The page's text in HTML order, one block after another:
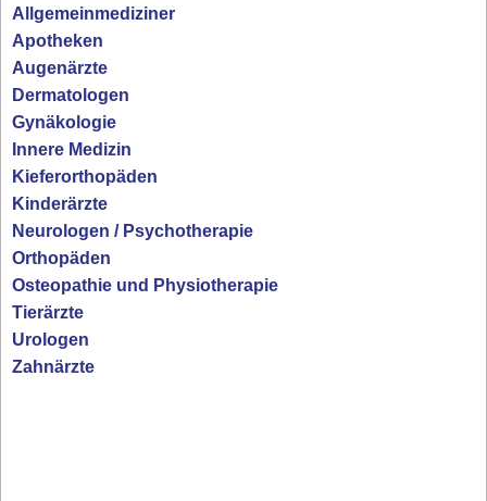
Allgemeinmediziner
Apotheken
Augenärzte
Dermatologen
Gynäkologie
Innere Medizin
Kieferorthopäden
Kinderärzte
Neurologen / Psychotherapie
Orthopäden
Osteopathie und Physiotherapie
Tierärzte
Urologen
Zahnärzte